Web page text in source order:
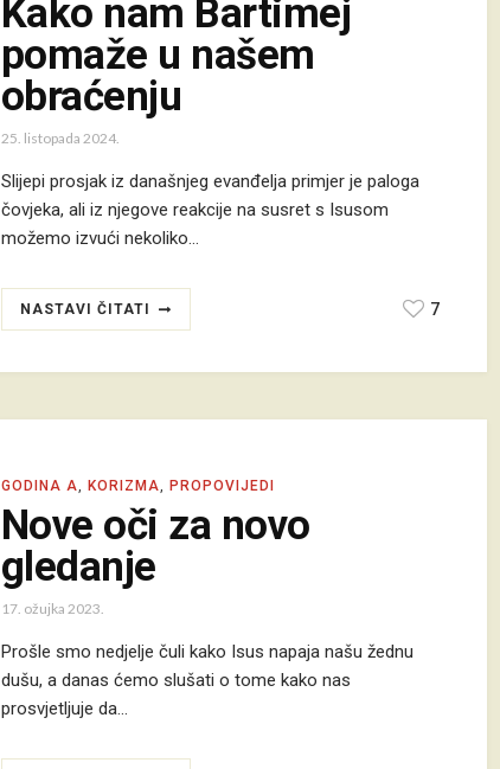
Kako nam Bartimej
pomaže u našem
obraćenju
25. listopada 2024.
Slijepi prosjak iz današnjeg evanđelja primjer je paloga
čovjeka, ali iz njegove reakcije na susret s Isusom
možemo izvući nekoliko…
NASTAVI ČITATI 7
GODINA A, KORIZMA, PROPOVIJEDI
Nove oči za novo
gledanje
17. ožujka 2023.
Prošle smo nedjelje čuli kako Isus napaja našu žednu
dušu, a danas ćemo slušati o tome kako nas
prosvjetljuje da…